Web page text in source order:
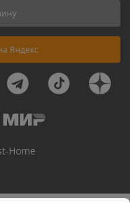
Яндекс
Home